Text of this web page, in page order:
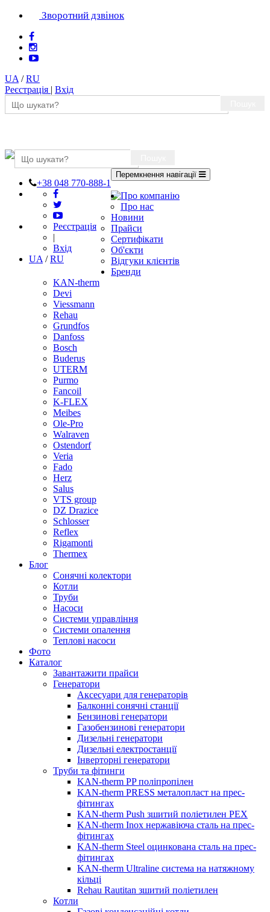
Зворотний дзвінок
UA /RU
Реєстрація | Вхід
+38 048 770-888-1
Реєстрація
|
Вхід
UA /RU
Перемкнення навігації
Про компанію
Про нас
Новини
Прайси
Сертифікати
Об'єкти
Відгуки клієнтів
Бренди
KAN-therm
Devi
Viessmann
Rehau
Grundfos
Danfoss
Bosch
Buderus
UTERM
Purmo
Fancoil
K-FLEX
Meibes
Ole-Pro
Walraven
Ostendorf
Veria
Fado
Herz
Salus
VTS group
DZ Drazice
Schlosser
Reflex
Rigamonti
Thermex
Блог
Сонячні колектори
Котли
Труби
Насоси
Системи управління
Системи опалення
Теплові насоси
Фото
Каталог
Завантажити прайси
Генератори
Аксесуари для генераторів
Балконні сонячні станції
Бензинові генератори
Газобензинові генератори
Дизельні генератори
Дизельні електростанції
Інверторні генератори
Труби та фітинги
KAN-therm PP поліпропілен
KAN-therm PRESS металопласт на прес-
фітингах
KAN-therm Push зшитий поліетилен PEX
KAN-therm Inox нержавіюча сталь на прес-
фітингах
KAN-therm Steel оцинкована сталь на прес-
фітингах
KAN-therm Ultraline система на натяжному
кільці
Rehau Rautitan зшитий поліетилен
Котли